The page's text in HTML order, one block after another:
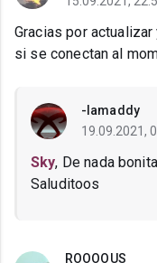
Gracias por
si se conectan al
-Iamaddy
19.09.2021,
Sky, De nada
Saluditoos
ROOOOUS